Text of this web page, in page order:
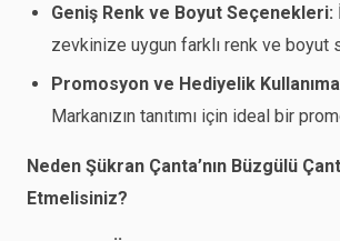
Geniş Renk ve Boyut Seçenekleri:
zevkinize uygun farklı renk ve boyut
Promosyon ve Hediyelik
Markanızın tanıtımı için ideal bir
Neden Şükran Çanta’nın Büzgülü
Etmelisiniz?